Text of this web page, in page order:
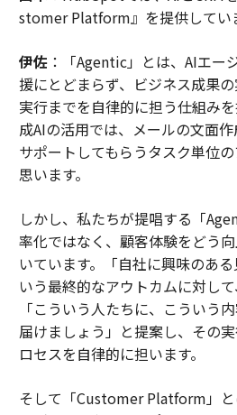
stomer Platform』を提供してい
伊佐：「Agentic」とは、AIエー
援にとどまらず、ビジネス成果
実行までを自律的に担う仕組み
成AIの活用では、メールの文面
サポートしてもらうタスク単位
思います。
しかし、私たちが提唱する「
率化ではなく、顧客体験をどう
いています。「自社に興味のあ
いう最終的なアウトカムに対し
「こういう人たちに、こういう
届けましょう」と提案し、その
ロセスを自律的に担います。
そして「Customer Platform」と